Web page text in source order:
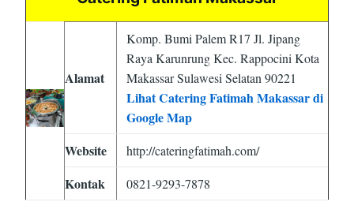
Alamat
Komp. Bumi Palem R17 Jl. Jipang
Raya Karunrung Kec. Rappocini Kota
Makassar Sulawesi Selatan 90221
Lihat Catering Fatimah Makassar di
Google Map
Website
http://cateringfatimah.com/
Kontak 0821-9293-7878